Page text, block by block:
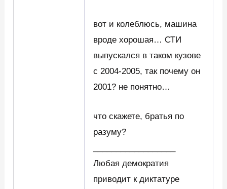
вот и колеблюсь, машина
вроде хорошая… СТИ
выпускался в таком кузове
с 2004-2005, так почему он
2001? не понятно…
что скажете, братья по
разуму?
Любая демократия
приводит к диктатуре